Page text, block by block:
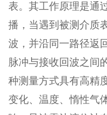
表。其工作原理是通
播，当遇到被测介质
波，并沿同一路径返
脉冲与接收回波之间
种测量方式具有高精
变化、温度、惰性气